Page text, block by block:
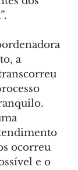
a
ocorreu
e o